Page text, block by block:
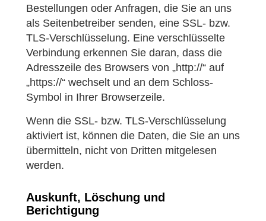
Bestellungen oder Anfragen, die Sie an uns
als Seitenbetreiber senden, eine SSL- bzw.
TLS-Verschlüsselung. Eine verschlüsselte
Verbindung erkennen Sie daran, dass die
Adresszeile des Browsers von „http://“ auf
„https://“ wechselt und an dem Schloss-
Symbol in Ihrer Browserzeile.
Wenn die SSL- bzw. TLS-Verschlüsselung
aktiviert ist, können die Daten, die Sie an uns
übermitteln, nicht von Dritten mitgelesen
werden.
Auskunft, Löschung und
Berichtigung